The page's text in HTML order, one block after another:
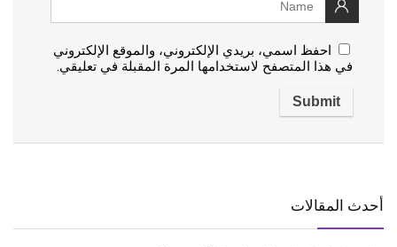
احفظ اسمي، بريدي الإلكتروني، والموقع الإلكتروني
في هذا المتصفح لاستخدامها المرة المقبلة في تعليقي.
أحدث المقالات